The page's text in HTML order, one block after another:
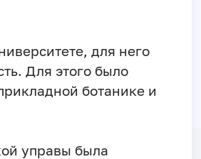
для него
Для этого было
ботанике и
управы была